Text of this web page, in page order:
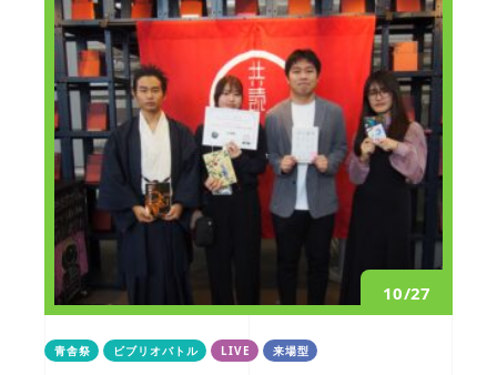
10/27
青舎祭 ビブリオバトル LIVE 来場型